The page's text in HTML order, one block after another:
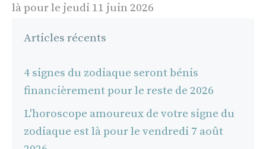
là pour le jeudi 11 juin 2026
Articles récents
4 signes du zodiaque seront bénis
financièrement pour le reste de 2026
L'horoscope amoureux de votre signe du
zodiaque est là pour le vendredi 7 août